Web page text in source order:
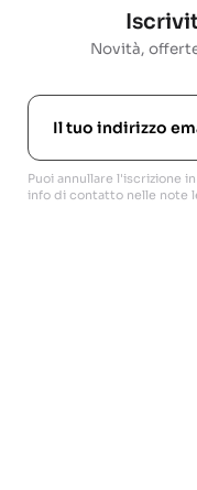
Novità,
Puoi annullare l'iscrizione
info di contatto nelle note